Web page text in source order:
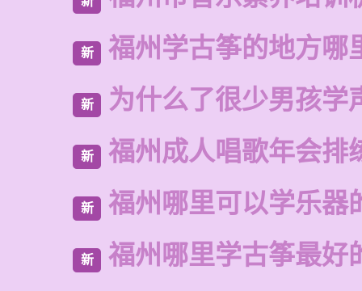
新 福州学古筝的地方哪
新 为什么了很少男孩学
新 福州成人唱歌年会排
新 福州哪里可以学乐器
新 福州哪里学古筝最好